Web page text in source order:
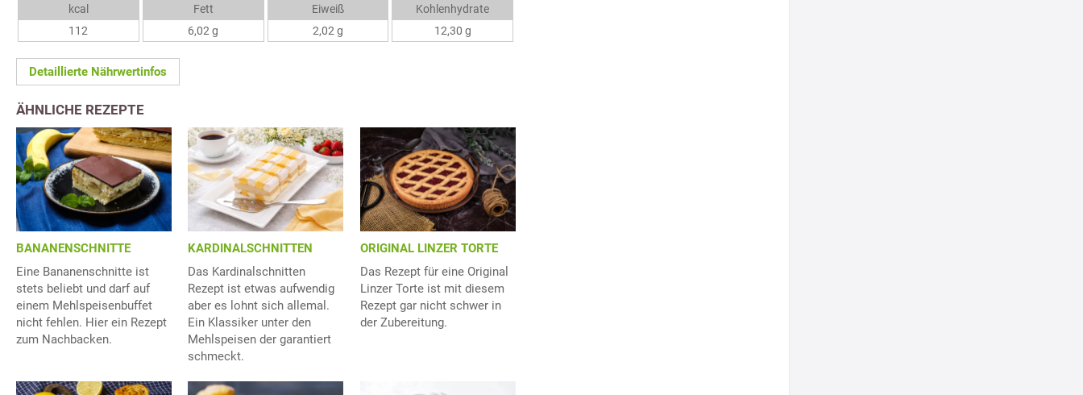
kcal
112
Fett
6,02 g
Eiweiß
2,02 g
Kohlenhydrate
12,30 g
Detaillierte Nährwertinfos
ÄHNLICHE REZEPTE
BANANENSCHNITTE
Eine Bananenschnitte ist
stets beliebt und darf auf
einem Mehlspeisenbuffet
nicht fehlen. Hier ein Rezept
zum Nachbacken.
KARDINALSCHNITTEN
Das Kardinalschnitten
Rezept ist etwas aufwendig
aber es lohnt sich allemal.
Ein Klassiker unter den
Mehlspeisen der garantiert
schmeckt.
ORIGINAL LINZER TORTE
Das Rezept für eine Original
Linzer Torte ist mit diesem
Rezept gar nicht schwer in
der Zubereitung.